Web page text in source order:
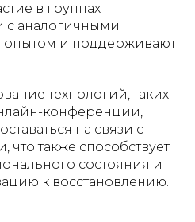
в группах
с аналогичными
опытом и поддерживают
технологий, таких
конференции,
на связи с
также способствует
состояния и
к восстановлению.